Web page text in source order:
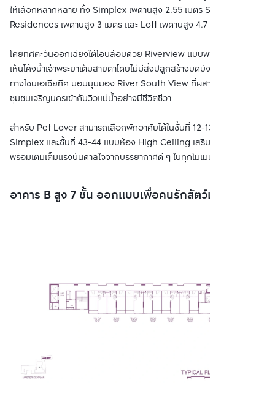
ให้เลือกหลากหลาย ทั้ง Simplex เพดานสูง 2.55 เมตร Simplex Sky
Residences เพดานสูง 3 เมตร และ Loft เพดานสูง 4.7 เมตร
โดยทิศตะวันออกเฉียงใต้โอบล้อมด้วย Riverview แบบพาโนรามา มอง
เห็นโค้งน้ำเจ้าพระยาเต็มสายตาโดยไม่มีสิ่งปลูกสร้างบดบัง และทิศใต้หันไป
ทางโซนเอเชียทีค มอบมุมมอง River South View ที่ผสานเสน่ห์ของ
ชุมชนเจริญนครเข้ากับวิวแม่น้ำอย่างมีชีวิตชีวา
สำหรับ Pet Lover สามารถเลือกพักอาศัยได้ในชั้นที่ 12-13 ด้วยแบบห้อง
Simplex และชั้นที่ 43-44 แบบห้อง High Ceiling เสริมความโปร่งโล่ง
พร้อมเติมเต็มแรงบันดาลใจจากบรรยากาศดี ๆ ในทุกโมเมนต์
อาคาร B สูง 7 ชั้น ออกแบบเพื่อคนรักสัตว์เลี้ยง